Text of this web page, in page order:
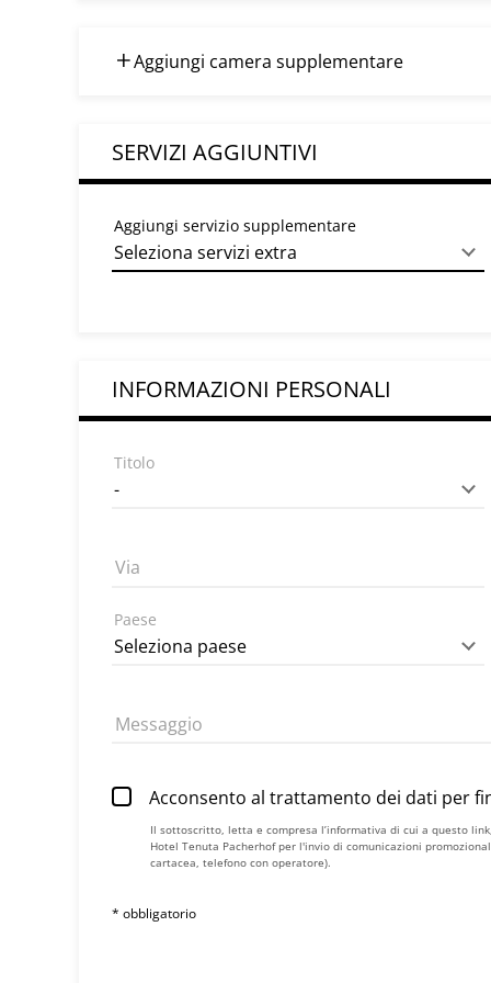
Aggiungi camera supplementare
SERVIZI AGGIUNTIVI
Aggiungi servizio supplementare
INFORMAZIONI PERSONALI
Titolo
Via
Paese
Messaggio
Acconsento al trattamento dei dati per
Il sottoscritto, letta e compresa l’informativa di cui a questo link
Hotel Tenuta Pacherhof per l'invio di comunicazioni
cartacea, telefono con operatore).
* obbligatorio